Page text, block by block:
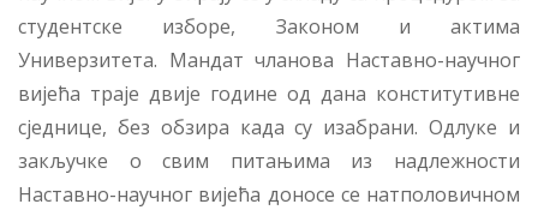
студентске изборе, Законом и актима
Универзитета. Мандат чланова Наставно-научног
вијећа траје двије године од дана конститутивне
сједнице, без обзира када су изабрани. Одлуке и
закључке о свим питањима из надлежности
Наставно-научног вијећа доносе се натполовичном